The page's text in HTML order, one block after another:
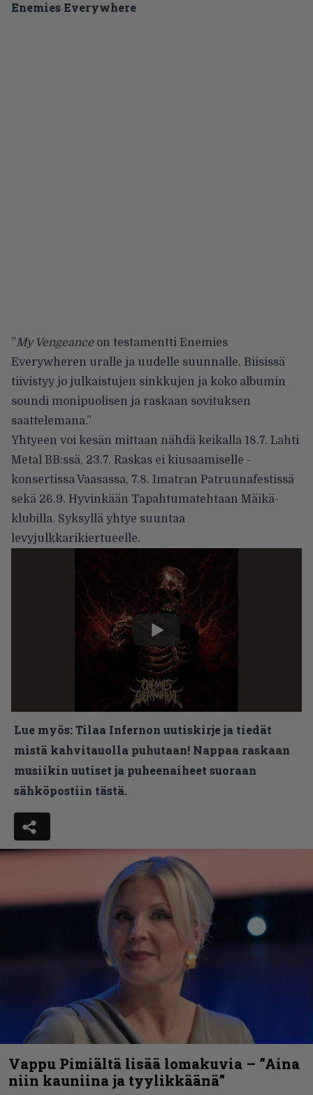
Enemies Everywhere
”My Vengeanceon testamentti Enemies
Everywheren uralle ja uudelle suunnalle. Biisissä
tiivistyy jo julkaistujen sinkkujen ja koko albumin
soundi monipuolisen ja raskaan sovituksen
saattelemana.”
Yhtyeen voi kesän mittaan nähdä keikalla 18.7. Lahti
Metal BB:ssä, 23.7. Raskas ei kiusaamiselle -
konsertissa Vaasassa, 7.8. Imatran Patruunafestissä
sekä 26.9. Hyvinkään Tapahtumatehtaan Mäikä-
klubilla. Syksyllä yhtye suuntaa
levyjulkkarikiertueelle.
Lue myös:Tilaa Infernon uutiskirje ja tiedät
mistä kahvitauolla puhutaan! Nappaa raskaan
musiikin uutiset ja puheenaiheet suoraan
sähköpostiin tästä.
Vappu Pimiältä lisää lomakuvia – ”Aina
niin kauniina ja tyylikkäänä”